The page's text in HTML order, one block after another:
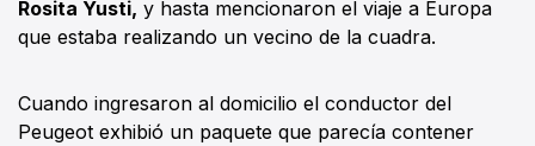
Rosita Yusti, y hasta mencionaron el viaje a Europa
que estaba realizando un vecino de la cuadra.
Cuando ingresaron al domicilio el conductor del
Peugeot exhibió un paquete que parecía contener